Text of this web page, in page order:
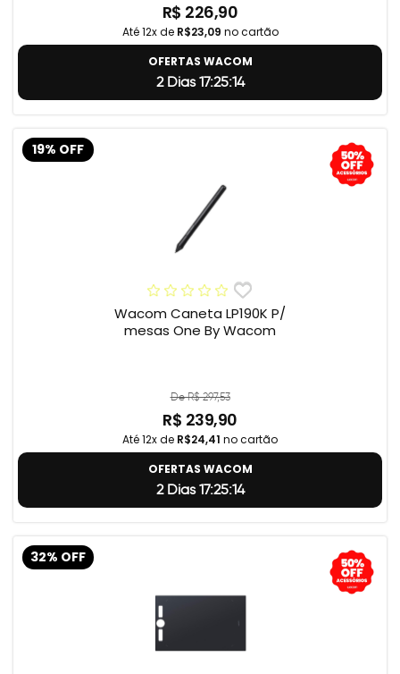
R$ 226,90
Até 12x de R$23,09 no cartão
OFERTAS WACOM
2 Dias 17:25:13
19% OFF
Wacom Caneta LP190K P/
mesas One By Wacom
De R$ 297,53
R$ 239,90
Até 12x de R$24,41 no cartão
OFERTAS WACOM
2 Dias 17:25:13
32% OFF